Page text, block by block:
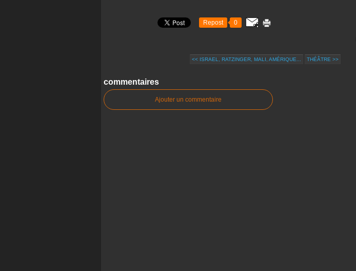
Repost 0
<< ISRAEL, RATZINGER, MALI, AMÉRIQUE... THÉÂTRE >>
commentaires
Ajouter un commentaire